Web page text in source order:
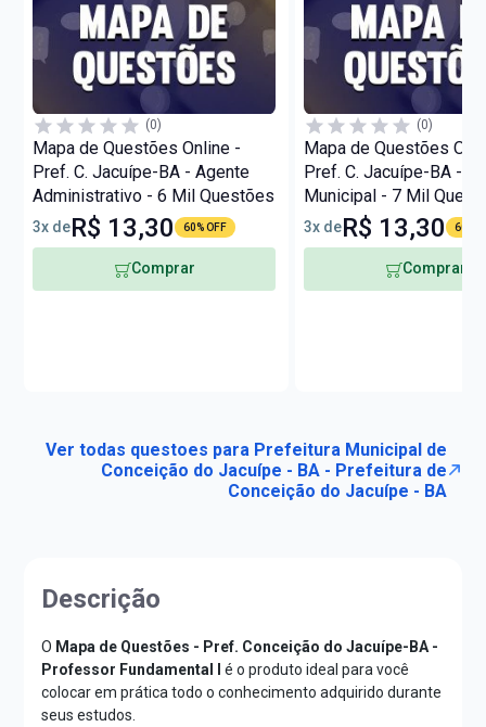
(0)
Mapa de Questões Online -
Pref. C. Jacuípe-BA - Agente
Administrativo - 6 Mil Questões
3x deR$ 13,30 60% OFF
Comprar
(0)
Mapa de Questões
Pref. C. Jacuípe-BA -
Municipal - 7 Mil
3x deR$ 13,30 60%
Comprar
Ver todas questoes para Prefeitura Municipal de
Conceição do Jacuípe - BA - Prefeitura de
Conceição do Jacuípe - BA
Descrição
O Mapa de Questões - Pref. Conceição do Jacuípe-BA -
Professor Fundamental I é o produto ideal para você
colocar em prática todo o conhecimento adquirido durante
seus estudos.